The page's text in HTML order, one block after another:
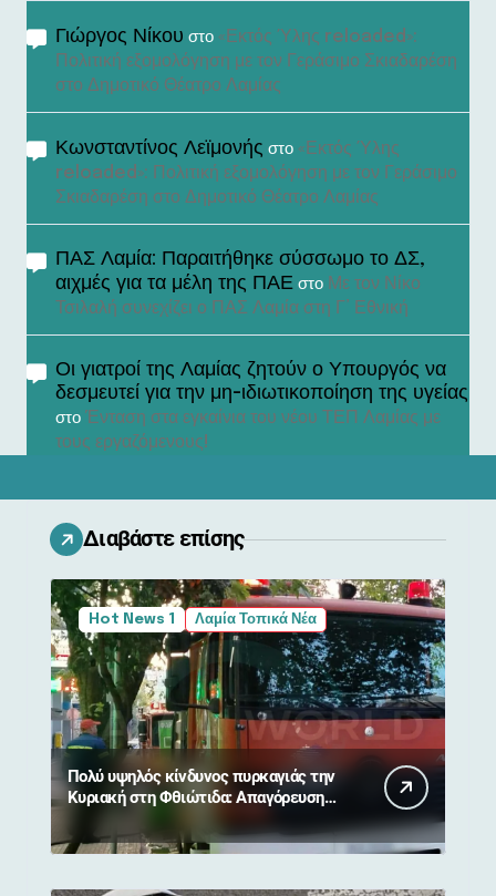
Γιώργος Νίκου στο «Εκτός Ύλης reloaded»:
Πολιτική εξομολόγηση με τον Γεράσιμο Σκιαδαρέση
στο Δημοτικό Θέατρο Λαμίας
Κωνσταντίνος Λεϊμονής στο «Εκτός Ύλης
reloaded»: Πολιτική εξομολόγηση με τον Γεράσιμο
Σκιαδαρέση στο Δημοτικό Θέατρο Λαμίας
ΠΑΣ Λαμία: Παραιτήθηκε σύσσωμο το ΔΣ,
αιχμές για τα μέλη της ΠΑΕ στο Με τον Νίκο
Τσιλαλή συνεχίζει ο ΠΑΣ Λαμία στη Γ’ Εθνική
Οι γιατροί της Λαμίας ζητούν ο Υπουργός να
δεσμευτεί για την μη-ιδιωτικοποίηση της υγείας
στο Ένταση στα εγκαίνια του νέου ΤΕΠ Λαμίας με
τους εργαζόμενους!
Διαβάστε επίσης
Hot News 1 Λαμία Τοπικά Νέα
Πολύ υψηλός κίνδυνος πυρκαγιάς την
Κυριακή στη Φθιώτιδα: Απαγόρευση
NATURA